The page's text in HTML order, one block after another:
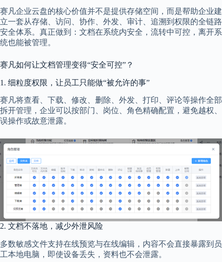
赛凡企业云盘的核心价值并不是提供存储空间，而是帮助企业建
立一套从存储、访问、协作、外发、审计、追溯到权限的全链路
安全体系。真正做到：文档在系统内安全，流转中可控，离开系
统也能被管理。
赛凡如何让文档管理变得“安全可控”？
1. 细粒度权限，让员工只能做“被允许的事”
赛凡将查看、下载、修改、删除、外发、打印、评论等操作全部
拆开管理，企业可以按部门、岗位、角色精确配置，避免越权、
误操作或故意泄露。
2. 文档不落地，减少外泄风险
多数敏感文件支持在线预览与在线编辑，内容不会直接暴露到员
工本地电脑，即使设备丢失，资料也不会泄露。